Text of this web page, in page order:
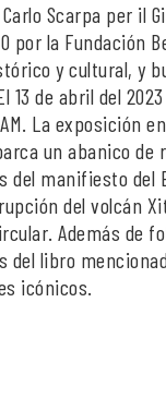
Scarpa per il
por la Fundación
y cultural, y
13 de abril del
La exposición
un abanico
manifiesto del
del volcán
Además de
del libro
icónicos.